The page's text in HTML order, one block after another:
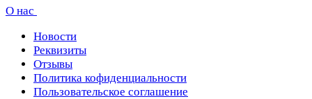
О нас
Новости
Реквизиты
Отзывы
Политика кофиденциальности
Пользовательское соглашение